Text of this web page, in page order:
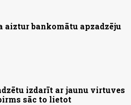
aiztur bankomātu apzadzēju
izdarīt ar jaunu virtuves
sāc to lietot